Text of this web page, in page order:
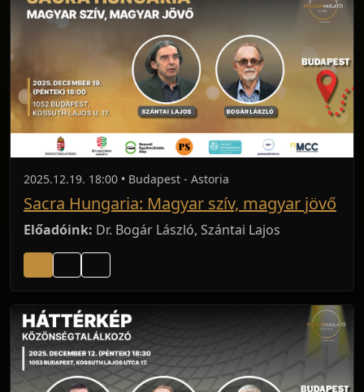
2025.12.19. 18:00 • Budapest - Astoria
Sacra Hungaria: Magyar szív, magyar jövő
Előadóink: Dr. Bogár László, Szántai Lajos